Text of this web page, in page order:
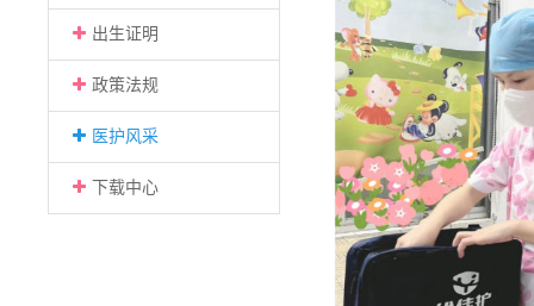
出生证明
政策法规
医护风采
下载中心